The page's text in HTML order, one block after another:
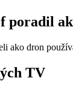
poradil
ako dron
TV